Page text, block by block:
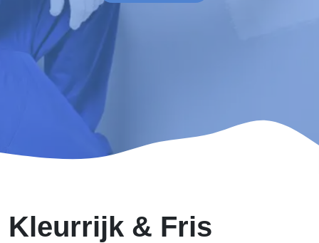
Kleurrijk & Fris